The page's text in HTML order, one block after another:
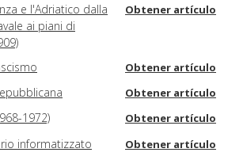
e l'Adriatico dalla
ai piani di
Obtener artículo
Obtener artículo
Obtener artículo
1972) Obtener artículo
informatizzato Obtener artículo